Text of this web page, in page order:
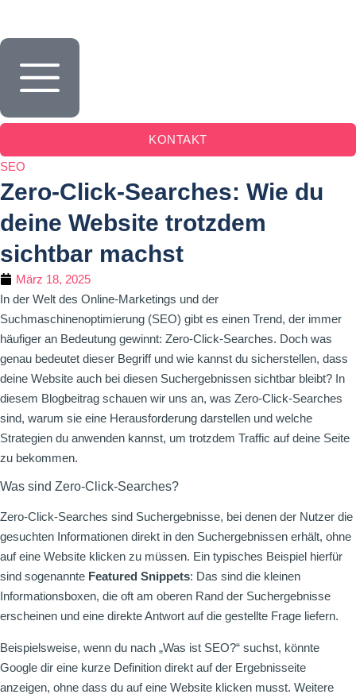
KONTAKT
SEO
Zero-Click-Searches: Wie du
deine Website trotzdem
sichtbar machst
März 18, 2025
In der Welt des Online-Marketings und der
Suchmaschinenoptimierung (SEO) gibt es einen Trend, der immer
häufiger an Bedeutung gewinnt: Zero-Click-Searches. Doch was
genau bedeutet dieser Begriff und wie kannst du sicherstellen, dass
deine Website auch bei diesen Suchergebnissen sichtbar bleibt? In
diesem Blogbeitrag schauen wir uns an, was Zero-Click-Searches
sind, warum sie eine Herausforderung darstellen und welche
Strategien du anwenden kannst, um trotzdem Traffic auf deine Seite
zu bekommen.
Was sind Zero-Click-Searches?
Zero-Click-Searches sind Suchergebnisse, bei denen der Nutzer die
gesuchten Informationen direkt in den Suchergebnissen erhält, ohne
auf eine Website klicken zu müssen. Ein typisches Beispiel hierfür
sind sogenannte Featured Snippets: Das sind die kleinen
Informationsboxen, die oft am oberen Rand der Suchergebnisse
erscheinen und eine direkte Antwort auf die gestellte Frage liefern.
Beispielsweise, wenn du nach „Was ist SEO?“ suchst, könnte
Google dir eine kurze Definition direkt auf der Ergebnisseite
anzeigen, ohne dass du auf eine Website klicken musst. Weitere